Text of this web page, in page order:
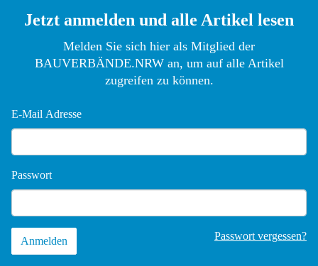
Jetzt anmelden und alle Artikel lesen
Melden Sie sich hier als Mitglied der
BAUVERBÄNDE.NRW an, um auf alle Artikel
zugreifen zu können.
E-Mail Adresse
Passwort
Passwort vergessen?